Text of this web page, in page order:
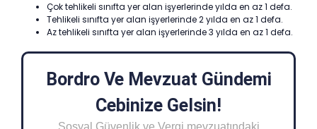
Çok tehlikeli sınıfta yer alan işyerlerinde yılda en az 1 defa.
Tehlikeli sınıfta yer alan işyerlerinde 2 yılda en az 1 defa.
Az tehlikeli sınıfta yer alan işyerlerinde 3 yılda en az 1 defa.
Bordro Ve Mevzuat Gündemi
Cebinize Gelsin!
Sosyal Güvenlik ve Vergi mevzuatındaki